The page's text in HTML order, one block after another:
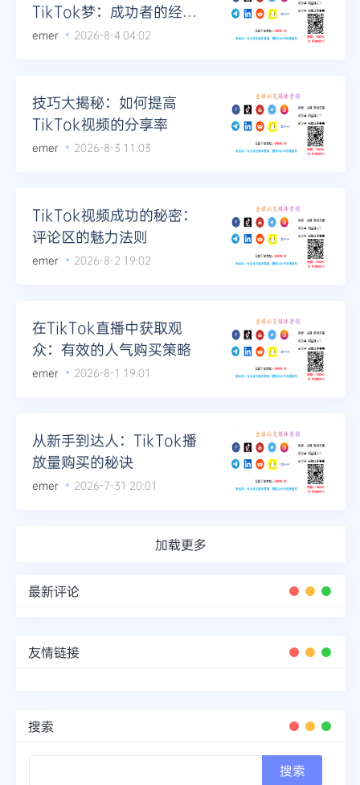
TikTok梦：成功者的经验
分享
emer 2026-8-4 04:02
技巧大揭秘：如何提高
TikTok视频的分享率
emer 2026-8-3 11:03
TikTok视频成功的秘密：
评论区的魅力法则
emer 2026-8-2 19:02
在TikTok直播中获取观
众：有效的人气购买策略
emer 2026-8-1 19:01
从新手到达人：TikTok播
放量购买的秘诀
emer 2026-7-31 20:01
加载更多
最新评论
友情链接
搜索